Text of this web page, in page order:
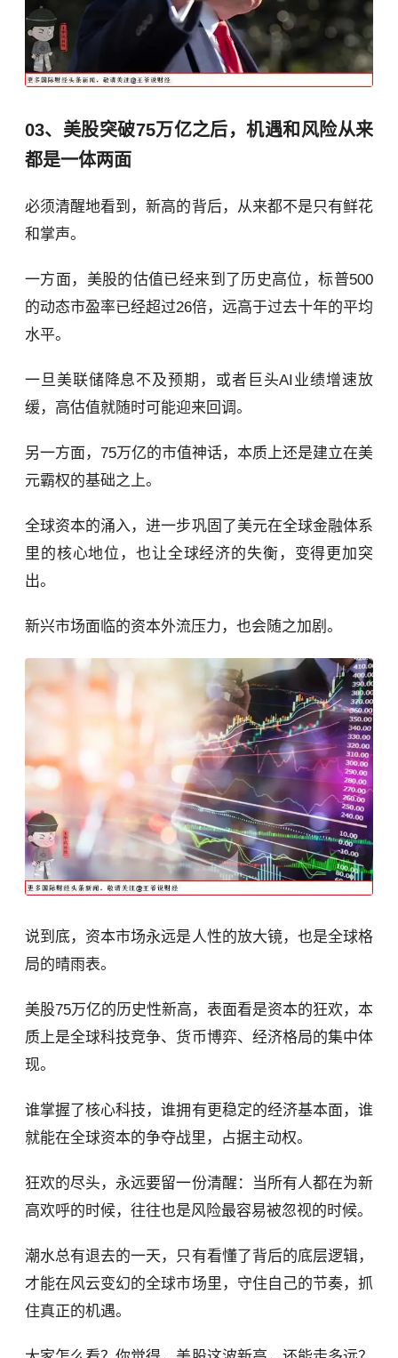
03、美股突破75万亿之后，机遇和风险从来
都是一体两面
必须清醒地看到，新高的背后，从来都不是只有鲜花
和掌声。
一方面，美股的估值已经来到了历史高位，标普500
的动态市盈率已经超过26倍，远高于过去十年的平均
水平。
一旦美联储降息不及预期，或者巨头AI业绩增速放
缓，高估值就随时可能迎来回调。
另一方面，75万亿的市值神话，本质上还是建立在美
元霸权的基础之上。
全球资本的涌入，进一步巩固了美元在全球金融体系
里的核心地位，也让全球经济的失衡，变得更加突
出。
新兴市场面临的资本外流压力，也会随之加剧。
说到底，资本市场永远是人性的放大镜，也是全球格
局的晴雨表。
美股75万亿的历史性新高，表面看是资本的狂欢，本
质上是全球科技竞争、货币博弈、经济格局的集中体
现。
谁掌握了核心科技，谁拥有更稳定的经济基本面，谁
就能在全球资本的争夺战里，占据主动权。
狂欢的尽头，永远要留一份清醒：当所有人都在为新
高欢呼的时候，往往也是风险最容易被忽视的时候。
潮水总有退去的一天，只有看懂了背后的底层逻辑，
才能在风云变幻的全球市场里，守住自己的节奏，抓
住真正的机遇。